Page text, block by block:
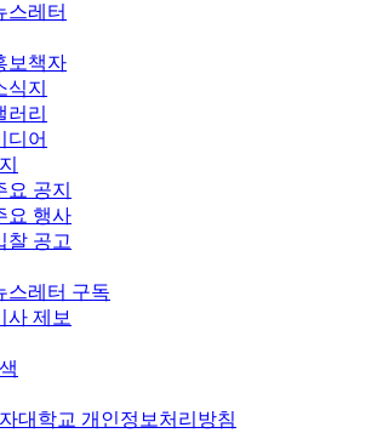
스레터
보책자
식지
러리
디어
요 공지
요 행사
찰 공고
스레터 구독
사 제보
대학교 개인정보처리방침